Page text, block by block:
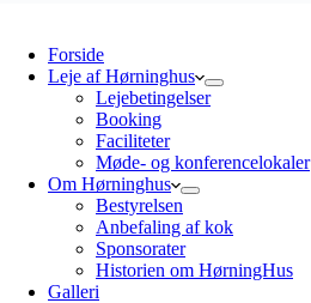
Forside
Leje af Hørninghus
Lejebetingelser
Booking
Faciliteter
Møde- og konferencelokaler
Om Hørninghus
Bestyrelsen
Anbefaling af kok
Sponsorater
Historien om HørningHus
Galleri